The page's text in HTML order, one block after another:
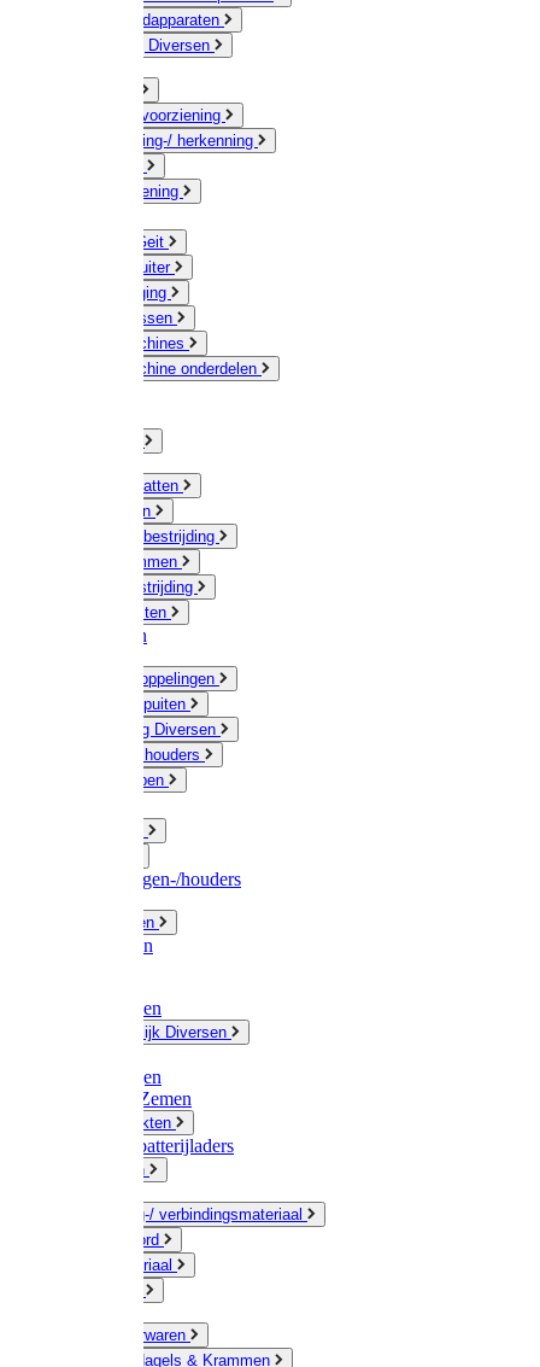
Schrikdraadapparaten
Afrastering Diversen
Drinkwatervoorziening
Veemarkering-/ herkenning
Voervoorziening
Schaap / Geit
Paard & Ruiter
Veeverzorging
Scheermessen
Scheermachines
Scheermachine onderdelen
Muizen / Ratten
Drukspuiten
Ongediertebestrijding
Mollenklemmen
Onkruidbestrijding
Vliegenkasten
Meststoffen
Messing koppelingen
Gieters / Spuiten
Besproeiing Diversen
Slangen & houders
Waterpompen
Slangenwagen-/houders
Olie / Vetten
Chemicalien
Plasticzakken
Huishoudelijk Diversen
Zaksluitingen
Sponzen / Zemen
Zeepprodukten
Batterij & batterijladers
Zaklampen
Verpakking-/ verbindingsmateriaal
Touw / Koord
Afdekmateriaal
Kleine ijzerwaren
Spijkers, Nagels & Krammen